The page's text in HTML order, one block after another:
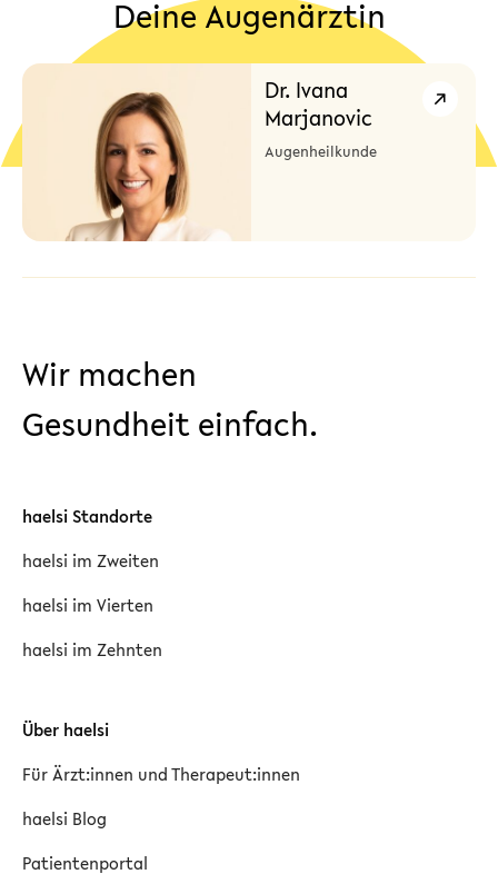
Deine Augenärztin
Dr. Ivana
Marjanovic
Augenheilkunde
Wir machen
Gesundheit einfach.
haelsi Standorte
haelsi im Zweiten
haelsi im Vierten
haelsi im Zehnten
Über haelsi
Für Ärzt:innen und Therapeut:innen
haelsi Blog
Patientenportal